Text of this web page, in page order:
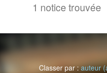
1 notice trouvée
Classer par :auteur